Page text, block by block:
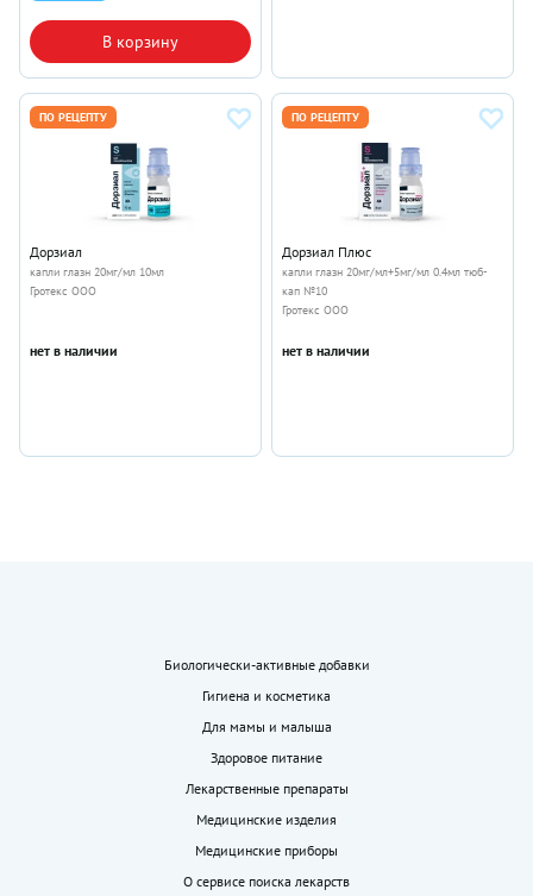
В корзину
ПО РЕЦЕПТУ
Дорзиал
капли глазн 20мг/мл 10мл
Гротекс ООО
нет в наличии
ПО РЕЦЕПТУ
Дорзиал Плюс
капли глазн 20мг/мл+5мг/мл 0.4мл тюб-
кап №10
Гротекс ООО
нет в наличии
Биологически-активные добавки
Гигиена и косметика
Для мамы и малыша
Здоровое питание
Лекарственные препараты
Медицинские изделия
Медицинские приборы
О сервисе поиска лекарств